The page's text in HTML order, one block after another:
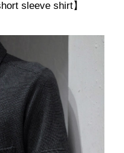
sleeve shirt】